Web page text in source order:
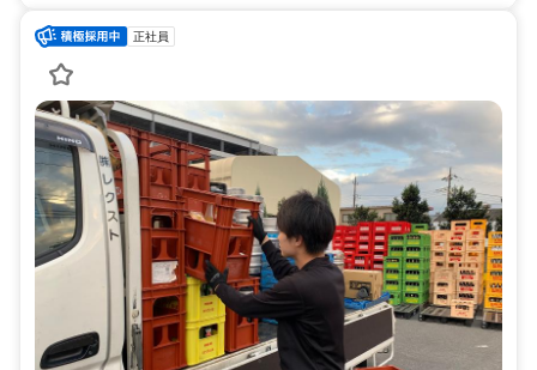
正社員